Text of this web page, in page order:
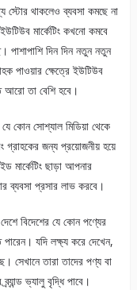
স্টোর থাকলেও ব্যবসা কমছে না
মার্কেটিং কখনো কমবে
পাশাপাশি দিন দিন নতুন নতুন
পাওয়ার ক্ষেত্রে ইউটিউব
আরো তা বেশি হবে।
যে কোন সোশ্যাল মিডিয়া থেকে
গ্রাহকের জন্য প্রয়োজনীয় হয়ে
মার্কেটিং ছাড়া আপনার
ব্যবসা প্রসার লাভ করবে।
বিদেশের যে কোন পণ্যের
যদি লক্ষ্য করে দেখেন,
সেখানে তারা তাদের পণ্য বা
ভ্যালু বৃদ্ধি পাবে।